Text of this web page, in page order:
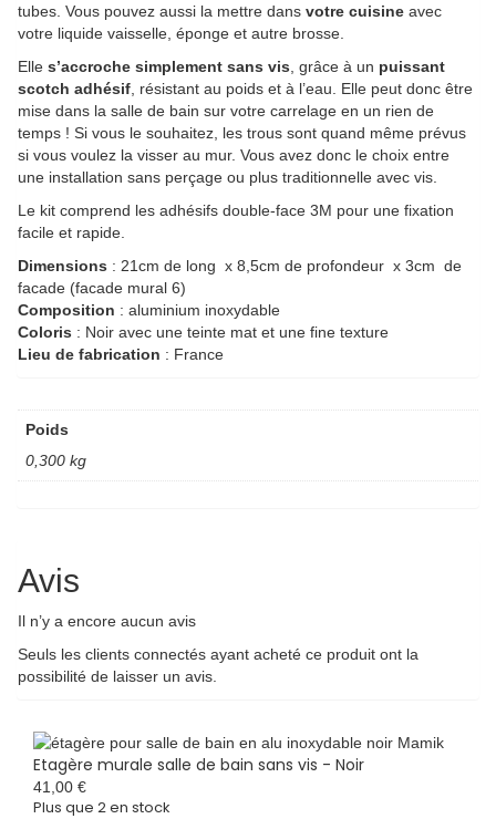
tubes. Vous pouvez aussi la mettre dans votre cuisine avec
votre liquide vaisselle, éponge et autre brosse.
Elle s’accroche simplement sans vis , grâce à un puissant
scotch adhésif , résistant au poids et à l’eau. Elle peut donc être
mise dans la salle de bain sur votre carrelage en un rien de
temps ! Si vous le souhaitez, les trous sont quand même prévus
si vous voulez la visser au mur. Vous avez donc le choix entre
une installation sans perçage ou plus traditionnelle avec vis.
Le kit comprend les adhésifs double-face 3M pour une fixation
facile et rapide.
Dimensions : 21cm de long x 8,5cm de profondeur x 3cm de
facade (facade mural 6)
Composition : aluminium inoxydable
Coloris : Noir avec une teinte mat et une fine texture
Lieu de fabrication : France
Poids
0,300 kg
Avis
Il n’y a encore aucun avis
Seuls les clients connectés ayant acheté ce produit ont la
possibilité de laisser un avis.
Etagère murale salle de bain sans vis - Noir
41,00 €
Plus que 2 en stock